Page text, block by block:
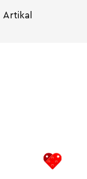
Artikal